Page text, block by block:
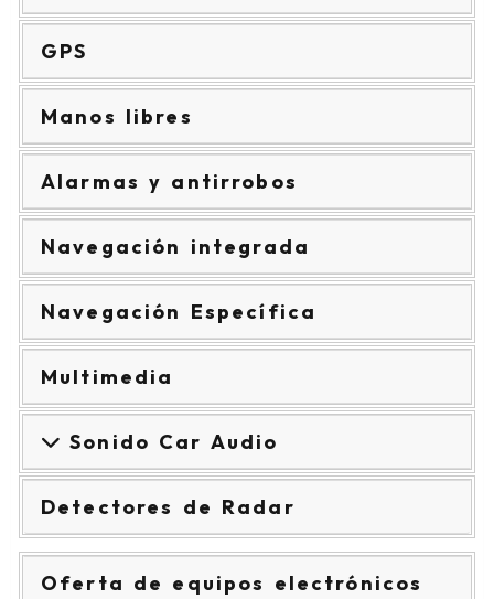
GPS
Manos libres
Alarmas y antirrobos
Navegación integrada
Navegación Específica
Multimedia
Sonido Car Audio
Detectores de Radar
Oferta de equipos electrónicos